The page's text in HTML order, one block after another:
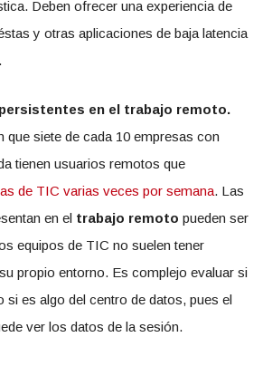
Deben ofrecer una experiencia de
y otras aplicaciones de baja latencia
en el trabajo remoto.
que siete de cada 10 empresas con
tienen usuarios remotos que
de TIC varias veces por semana. Las
en el trabajo remoto pueden ser
equipos de TIC no suelen tener
propio entorno. Es complejo evaluar si
si es algo del centro de datos, pues el
ver los datos de la sesión.